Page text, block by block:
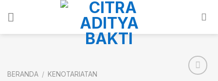
BERANDA / KENOTARIATAN